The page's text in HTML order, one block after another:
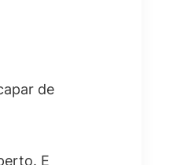
de
E